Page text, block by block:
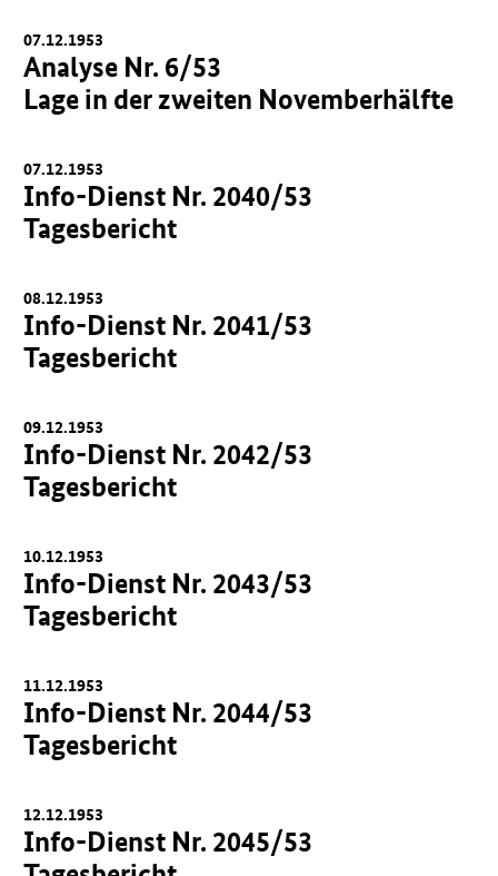
07.12.1953
Analyse Nr. 6/53
Lage in der zweiten Novemberhälfte
07.12.1953
Info-Dienst Nr. 2040/53
Tagesbericht
08.12.1953
Info-Dienst Nr. 2041/53
Tagesbericht
09.12.1953
Info-Dienst Nr. 2042/53
Tagesbericht
10.12.1953
Info-Dienst Nr. 2043/53
Tagesbericht
11.12.1953
Info-Dienst Nr. 2044/53
Tagesbericht
12.12.1953
Info-Dienst Nr. 2045/53